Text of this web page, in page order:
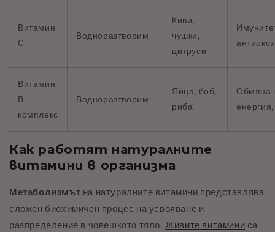
Витамин
С
Водноразтворим
Киви,
чушки,
цитруси
Витамин
В-
комплекс
Водноразтворим
Яйца, боб,
риба
Обмяна
Как работят натуралните
витамини в организма
Метаболизмът на натуралните витамини представлява
сложен биохимичен процес на усвояване и
разпределение в човешкото тяло. Живите витамини са